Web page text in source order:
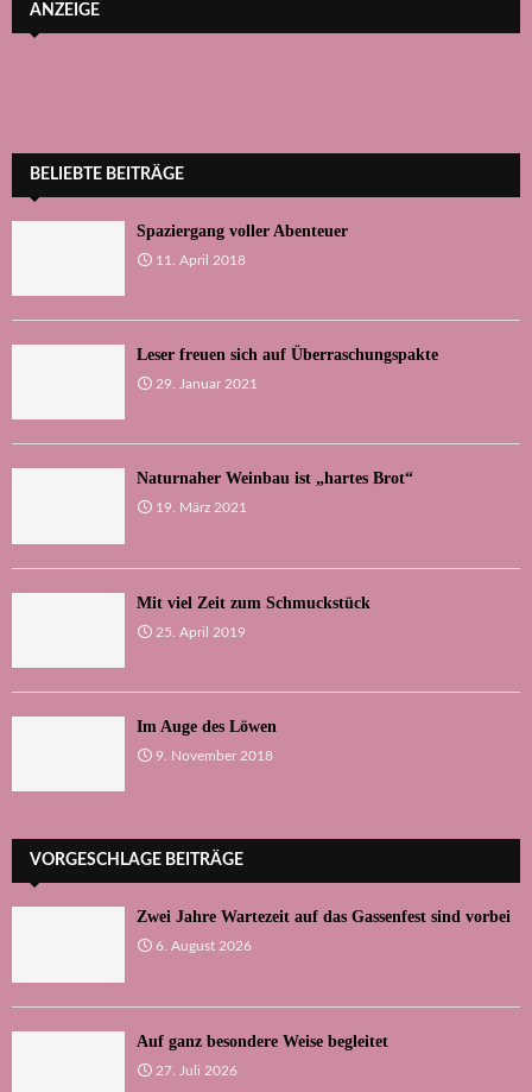
ANZEIGE
BELIEBTE BEITRÄGE
Spaziergang voller Abenteuer
11. April 2018
Leser freuen sich auf Überraschungspakte
29. Januar 2021
Naturnaher Weinbau ist „hartes Brot“
19. März 2021
Mit viel Zeit zum Schmuckstück
25. April 2019
Im Auge des Löwen
9. November 2018
VORGESCHLAGE BEITRÄGE
Zwei Jahre Wartezeit auf das Gassenfest sind vorbei
6. August 2026
Auf ganz besondere Weise begleitet
27. Juli 2026